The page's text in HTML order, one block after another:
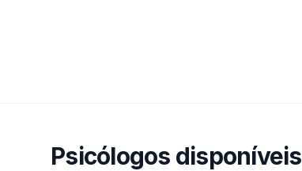
Psicólogos disponíveis